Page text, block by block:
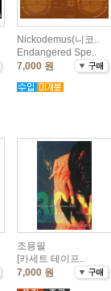
Nickodemus(니코..
Endangered Spe..
7,000 원
조용필
[카세트 테이프..
7,000 원